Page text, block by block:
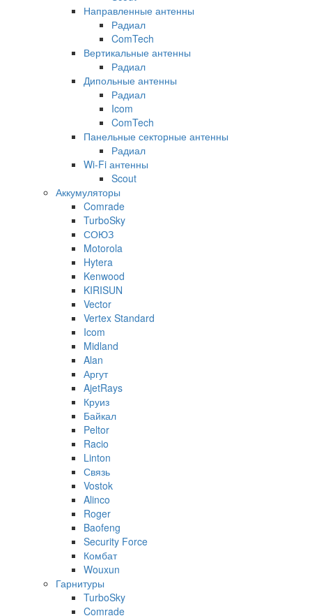
Направленные антенны
Радиал
ComTech
Вертикальные антенны
Радиал
Дипольные антенны
Радиал
Icom
ComTech
Панельные секторные антенны
Радиал
Wi-Fi антенны
Scout
Аккумуляторы
Comrade
TurboSky
СОЮЗ
Motorola
Hytera
Kenwood
KIRISUN
Vector
Vertex Standard
Icom
Midland
Alan
Аргут
AjetRays
Круиз
Байкал
Peltor
Racio
Linton
Связь
Vostok
Alinco
Roger
Baofeng
Security Force
Комбат
Wouxun
Гарнитуры
TurboSky
Comrade